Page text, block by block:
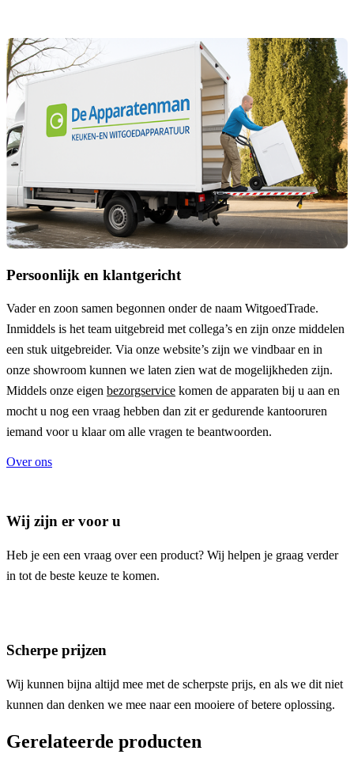
Persoonlijk en klantgericht
Vader en zoon samen begonnen onder de naam WitgoedTrade.
Inmiddels is het team uitgebreid met collega’s en zijn onze middelen
een stuk uitgebreider. Via onze website’s zijn we vindbaar en in
onze showroom kunnen we laten zien wat de mogelijkheden zijn.
Middels onze eigen bezorgservice komen de apparaten bij u aan en
mocht u nog een vraag hebben dan zit er gedurende kantooruren
iemand voor u klaar om alle vragen te beantwoorden.
Over ons
Wij zijn er voor u
Heb je een een vraag over een product? Wij helpen je graag verder
in tot de beste keuze te komen.
Scherpe prijzen
Wij kunnen bijna altijd mee met de scherpste prijs, en als we dit niet
kunnen dan denken we mee naar een mooiere of betere oplossing.
Gerelateerde producten